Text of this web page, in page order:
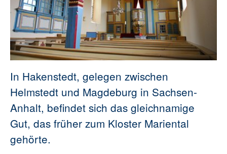
In Hakenstedt, gelegen zwischen
Helmstedt und Magdeburg in Sachsen-
Anhalt, befindet sich das gleichnamige
Gut, das früher zum Kloster Mariental
gehörte.